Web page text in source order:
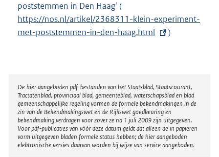
poststemmen in Den Haag' (
x
t
e
l
i
n
k
:
https://nos.nl/artikel/2368311-klein-experiment-
met-poststemmen-in-den-haag.html
)
Disclaimer
De hier aangeboden pdf-bestanden van het Staatsblad, Staatscourant,
Tractatenblad, provinciaal blad, gemeenteblad, waterschapsblad en blad
gemeenschappelijke regeling vormen de formele bekendmakingen in de
zin van de Bekendmakingswet en de Rijkswet goedkeuring en
bekendmaking verdragen voor zover ze na 1 juli 2009 zijn uitgegeven.
Voor pdf-publicaties van vóór deze datum geldt dat alleen de in papieren
vorm uitgegeven bladen formele status hebben; de hier aangeboden
elektronische versies daarvan worden bij wijze van service aangeboden.